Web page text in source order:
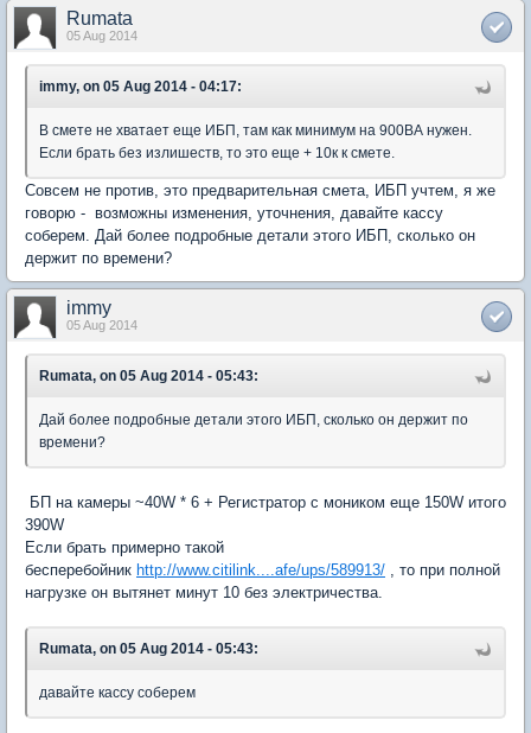
Rumata
05 Aug 2014
immy, on 05 Aug 2014 - 04:17:
В смете не хватает еще ИБП, там как минимум на 900ВА нужен.
Если брать без излишеств, то это еще + 10к к смете.
Совсем не против, это предварительная смета, ИБП учтем, я же
говорю - возможны изменения, уточнения, давайте кассу
соберем. Дай более подробные детали этого ИБП, сколько он
держит по времени?
immy
05 Aug 2014
Rumata, on 05 Aug 2014 - 05:43:
Дай более подробные детали этого ИБП, сколько он держит по
времени?
БП на камеры ~40W * 6 + Регистратор с моником еще 150W итого
390W
Если брать примерно такой
бесперебойник http://www.citilink....afe/ups/589913/ , то при полной
нагрузке он вытянет минут 10 без электричества.
Rumata, on 05 Aug 2014 - 05:43:
давайте кассу соберем